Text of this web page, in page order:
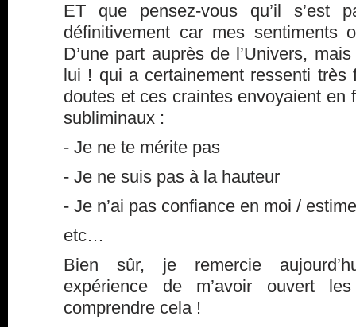
ET que pensez-vous qu’il s’est
définitivement car mes sentiments
D’une part auprès de l’Univers,
lui ! qui a certainement ressenti très
doutes et ces craintes envoyaient en
subliminaux :
- Je ne te mérite pas
- Je ne suis pas à la hauteur
- Je n’ai pas confiance en moi /
etc…
Bien sûr, je remercie
expérience de m’avoir ouvert
comprendre cela !